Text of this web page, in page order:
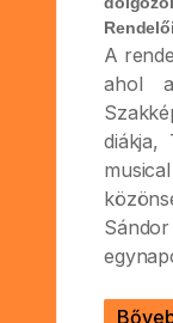
A
ahol
diákja,